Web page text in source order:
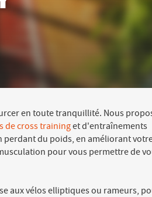
en toute tranquillité. Nous
de cross traininget d'entraînements
perdant du poids, en améliorant
pour vous permettre de
aux vélos elliptiques ou rameurs,